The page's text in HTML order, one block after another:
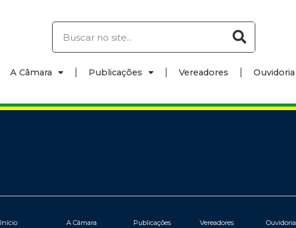
A Câmara Publicações Vereadores Ouvidoria
Início
A Câmara
Publicações
Vereadores Ouvidoria